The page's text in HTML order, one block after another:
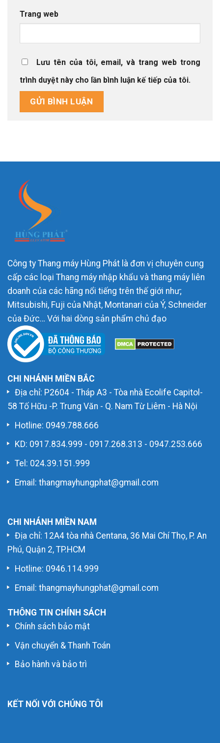
Trang web
Lưu tên của tôi, email, và trang web trong
trình duyệt này cho lần bình luận kế tiếp của tôi.
Công ty Thang máy Hùng Phát là đơn vị chuyên cung
cấp các loại Thang máy nhập khẩu và thang máy liên
doanh của các hãng nổi tiếng trên thế giới như;
Mitsubishi, Fuji của Nhật, Montanari của Ý, Schneider
của Đức… Với hai dòng sản phẩm chủ đạo
CHI NHÁNH MIỀN BẮC
Địa chỉ: P2604 - Tháp A3 - Tòa nhà Ecolife Capitol-
58 Tố Hữu -P. Trung Văn - Q. Nam Từ Liêm - Hà Nội
Hotline: 0949.788.666
KD: 0917.834.999 - 0917.268.313 - 0947.253.666
Tel: 024.39.151.999
Email: thangmayhungphat@gmail.com
CHI NHÁNH MIỀN NAM
Địa chỉ: 12A4 tòa nhà Centana, 36 Mai Chí Thọ, P. An
Phú, Quận 2, TP.HCM
Hotline: 0946.114.999
Email: thangmayhungphat@gmail.com
THÔNG TIN CHÍNH SÁCH
Chính sách bảo mật
Vận chuyển & Thanh Toán
Bảo hành và bảo trì
KẾT NỐI VỚI CHÚNG TÔI